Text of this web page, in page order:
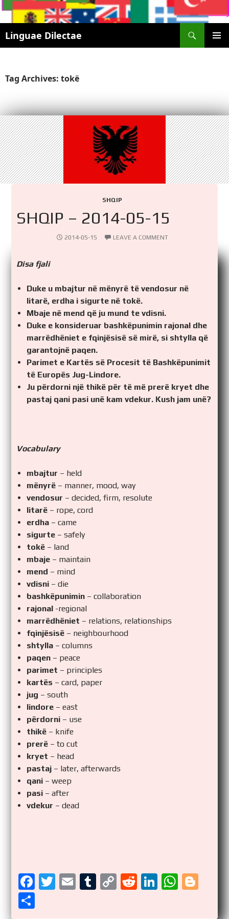
Linguae Dilectae
SKIP
Tag Archives: tokë
SHQIP
SHQIP – 2014-05-15
2014-05-15 LEAVE A COMMENT
Disa fjali
Duke u mbajtur në mënyrë të vendosur në
litarë, erdha i sigurte në tokë.
Mbaje në mend që ju mund te vdisni.
Duke e konsideruar bashkëpunimin rajonal dhe
marrëdhëniet e fqinjësisë së mirë, si shtylla që
garantojnë paqen.
Parimet e Kartës së Procesit të Bashkëpunimit
të Europës Jug-Lindore.
Ju përdorni një thikë për të më prerë kryet dhe
pastaj qani pasi unë kam vdekur. Kush jam unë?
Vocabulary
mbajtur – held
mënyrë – manner, mood, way
vendosur – decided, firm, resolute
litarë – rope, cord
erdha – came
sigurte – safely
tokë – land
mbaje – maintain
mend – mind
vdisni – die
bashkëpunimin – collaboration
rajonal -regional
marrëdhëniet – relations, relationships
fqinjësisë – neighbourhood
shtylla – columns
paqen – peace
parimet – principles
kartës – card, paper
jug – south
lindore – east
përdorni – use
thikë – knife
prerë – to cut
kryet – head
pastaj – later, afterwards
qani – weep
pasi – after
vdekur – dead
F
T
E
T
C
R
Li
W